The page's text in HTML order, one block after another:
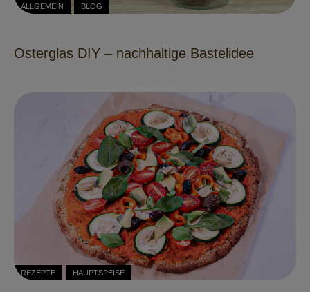
ALLGEMEIN BLOG
Osterglas DIY – nachhaltige Bastelidee
REZEPTE HAUPTSPEISE